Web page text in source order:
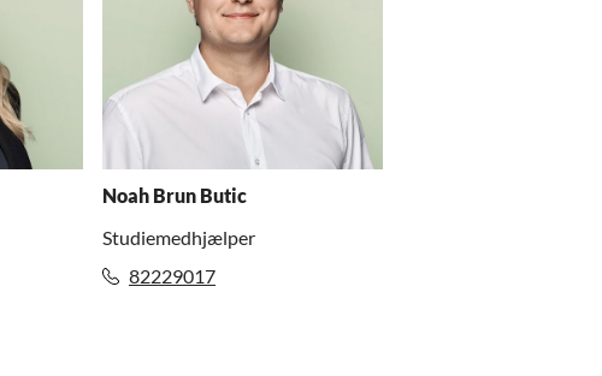
Noah Brun Butic
Studiemedhjælper
82229017